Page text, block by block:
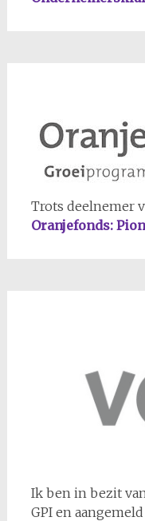
Trots deelnemer
Oranjefonds:
Ik ben in bezit van
GPI en